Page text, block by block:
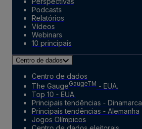
Podcasts
Relatórios
Vídeos
Webinars
10 principais
Centro de dados
Centro de dados
The GaugeGaugeTM - EUA.
Top 10 - EUA.
Principais tendências - Dinamarca
Principais tendências - Alemanha
Jogos Olímpicos